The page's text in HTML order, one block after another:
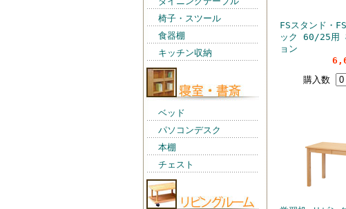
椅子・スツール
食器棚
キッチン収納
ベッド
パソコンデスク
本棚
チェスト
FSスタンド・
ック 60/25用
ョン
購入数